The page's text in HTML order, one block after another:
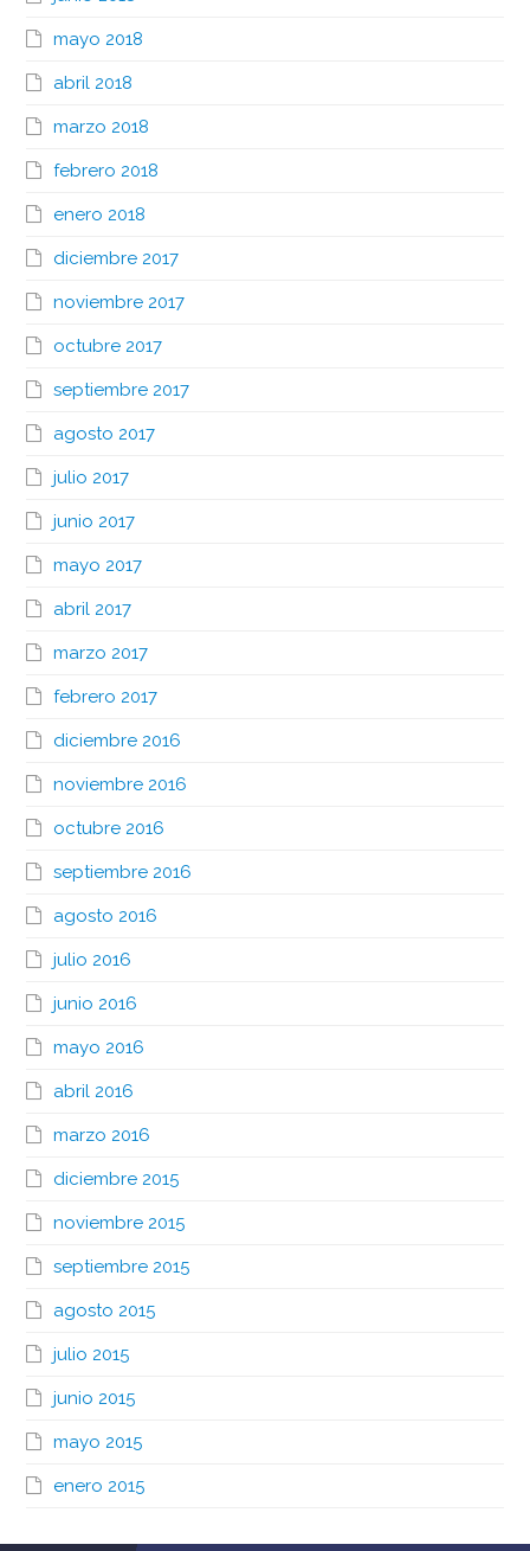
mayo 2018
abril 2018
marzo 2018
febrero 2018
enero 2018
diciembre 2017
noviembre 2017
octubre 2017
septiembre 2017
agosto 2017
julio 2017
junio 2017
mayo 2017
abril 2017
marzo 2017
febrero 2017
diciembre 2016
noviembre 2016
octubre 2016
septiembre 2016
agosto 2016
julio 2016
junio 2016
mayo 2016
abril 2016
marzo 2016
diciembre 2015
noviembre 2015
septiembre 2015
agosto 2015
julio 2015
junio 2015
mayo 2015
enero 2015